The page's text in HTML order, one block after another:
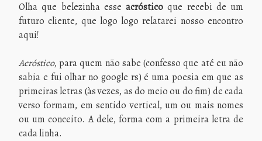
Olha que belezinha esse acróstico que recebi de um
futuro cliente, que logo logo relatarei nosso encontro
aqui!
Acróstico, para quem não sabe (confesso que até eu não
sabia e fui olhar no google rs) é uma poesia em que as
primeiras letras (às vezes, as do meio ou do fim) de cada
verso formam, em sentido vertical, um ou mais nomes
ou um conceito. A dele, forma com a primeira letra de
cada linha.